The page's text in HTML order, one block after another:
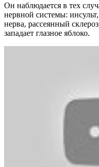
Он наблюдается в тех
нервной системы:
нерва, рассеянный
западает глазное яблоко.